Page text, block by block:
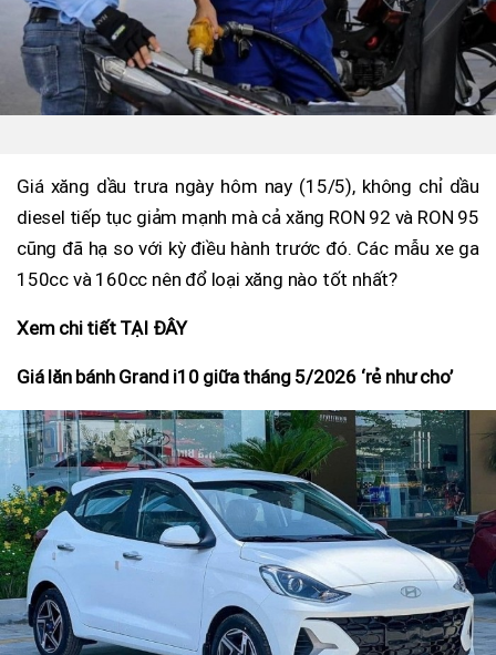
Giá xăng dầu trưa ngày hôm nay (15/5), không chỉ dầu
diesel tiếp tục giảm mạnh mà cả xăng RON 92 và RON 95
cũng đã hạ so với kỳ điều hành trước đó. Các mẫu xe ga
150cc và 160cc nên đổ loại xăng nào tốt nhất?
Xem chi tiết TẠI ĐÂY
Giá lăn bánh Grand i10 giữa tháng 5/2026 ‘rẻ như cho’